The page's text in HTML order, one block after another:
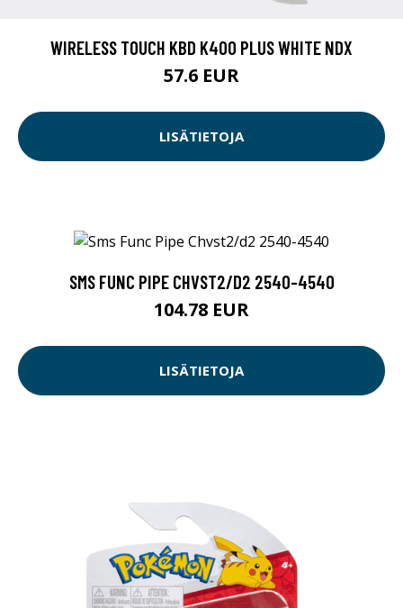
WIRELESS TOUCH KBD K400 PLUS WHITE NDX
57.6 EUR
LISÄTIETOJA
SMS FUNC PIPE CHVST2/D2 2540-4540
104.78 EUR
LISÄTIETOJA